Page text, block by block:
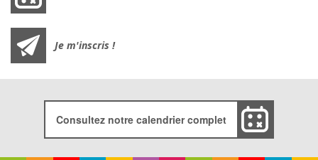
Je m'inscris !
Consultez notre calendrier complet